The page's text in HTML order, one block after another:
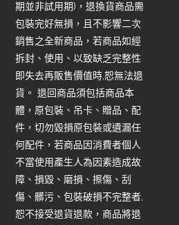
期並非試用期)，退換貨商品需
包裝完好無損，且不影響二次
銷售之全新商品，若商品如經
拆封、使用、以致缺乏完整性
即失去再販售價值時,恕無法退
貨。 退回商品須包括商品本
體，原包裝、吊卡、贈品、配
件，切勿毀損原包裝或遺漏任
何配件，若商品因消費者個人
不當使用產生人為因素造成故
障、損毀、磨損、擦傷、刮
傷、髒污、包裝破損不完整者,
恕不接受退貨退款，商品將退